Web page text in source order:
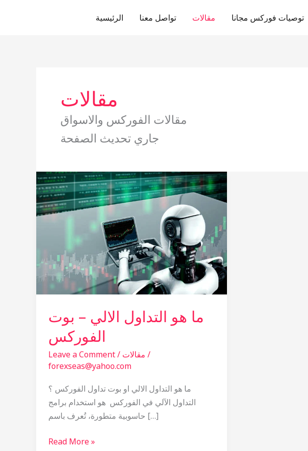
الرئيسية تواصل معنا مقالات توصيات فوركس مجانا
مقالات
مقالات الفوركس والاسواق
جاري تحديث الصفحة
ما هو التداول الالي – بوت
الفوركس
Leave a Comment/ مقالات /
forexseas@yahoo.com
ما هو التداول الالي او بوت تداول الفوركس ؟
التداول الآلي في الفوركس هو استخدام برامج
حاسوبية متطورة، تُعرف باسم […]
ما
هو
التداول
الالي
الفوركس
Read More »